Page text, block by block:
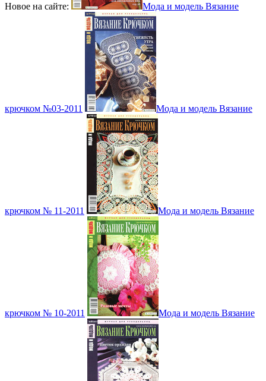
Новое на сайте: Мода и модель Вязание
крючком №03-2011 Мода и модель Вязание
крючком № 11-2011 Мода и модель Вязание
крючком № 10-2011 Мода и модель Вязание